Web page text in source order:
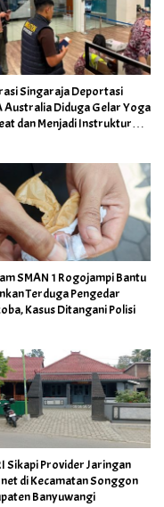
Singaraja Deportasi
Australia Diduga Gelar Yoga
dan Menjadi Instruktur
SMAN 1 Rogojampi Bantu
Terduga Pengedar
Kasus Ditangani Polisi
Sikapi Provider Jaringan
di Kecamatan Songgon
Banyuwangi